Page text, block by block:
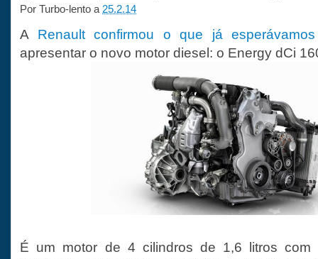
Por Turbo-lento a 25.2.14
A Renault confirmou o que já esperávamos
apresentar o novo motor diesel: o Energy dCi
É um motor de 4 cilindros de 1,6 litros com